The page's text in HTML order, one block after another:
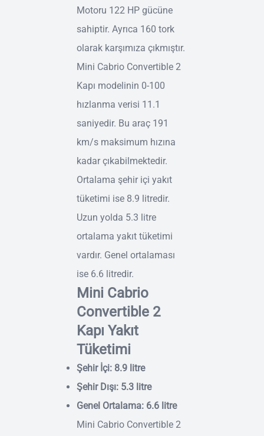
Motoru 122 HP gücüne
sahiptir. Ayrıca 160 tork
olarak karşımıza çıkmıştır.
Mini Cabrio Convertible 2
Kapı modelinin 0-100
hızlanma verisi 11.1
saniyedir. Bu araç 191
km/s maksimum hızına
kadar çıkabilmektedir.
Ortalama şehir içi yakıt
tüketimi ise 8.9 litredir.
Uzun yolda 5.3 litre
ortalama yakıt tüketimi
vardır. Genel ortalaması
ise 6.6 litredir.
Mini Cabrio
Convertible 2
Kapı Yakıt
Tüketimi
Şehir İçi: 8.9 litre
Şehir Dışı: 5.3 litre
Genel Ortalama: 6.6 litre
Mini Cabrio Convertible 2